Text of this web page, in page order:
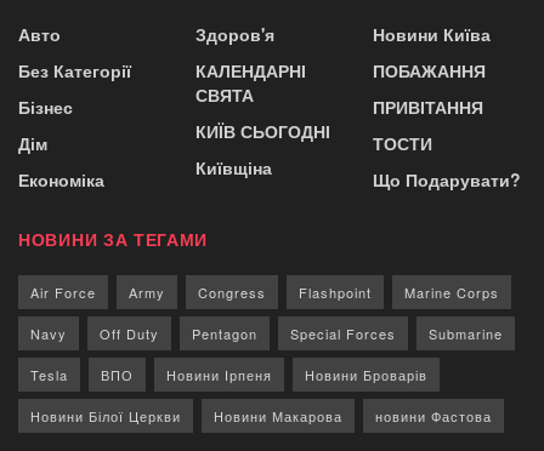
Авто
Без Категорії
Бізнес
Дім
Економіка
Здоров'я
КАЛЕНДАРНІ
СВЯТА
КИЇВ СЬОГОДНІ
Київщіна
Новини Київа
ПОБАЖАННЯ
ПРИВІТАННЯ
ТОСТИ
Що Подарувати?
НОВИНИ ЗА ТЕГАМИ
Air Force Army Congress Flashpoint Marine Corps
Navy Off Duty Pentagon Special Forces Submarine
Tesla ВПО Новини Ірпеня Новини Броварів
Новини Білої Церкви Новини Макарова новини Фастова